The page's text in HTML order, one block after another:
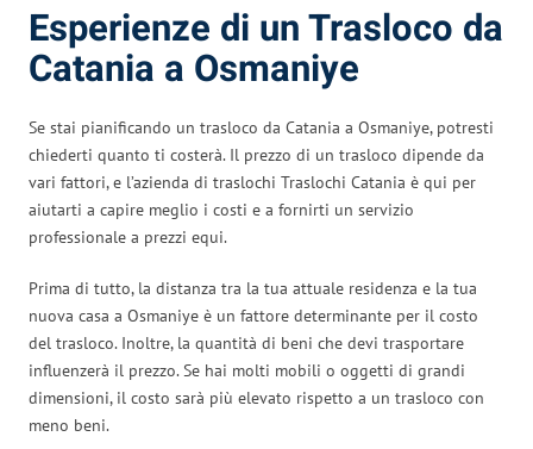
Esperienze di un Trasloco da
Catania a Osmaniye
Se stai pianificando un trasloco da Catania a Osmaniye, potresti
chiederti quanto ti costerà. Il prezzo di un trasloco dipende da
vari fattori, e l’azienda di traslochi Traslochi Catania è qui per
aiutarti a capire meglio i costi e a fornirti un servizio
professionale a prezzi equi.
Prima di tutto, la distanza tra la tua attuale residenza e la tua
nuova casa a Osmaniye è un fattore determinante per il costo
del trasloco. Inoltre, la quantità di beni che devi trasportare
influenzerà il prezzo. Se hai molti mobili o oggetti di grandi
dimensioni, il costo sarà più elevato rispetto a un trasloco con
meno beni.